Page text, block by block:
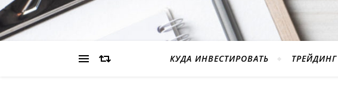
КУДА ИНВЕСТИРОВАТЬ ТРЕЙДИНГ